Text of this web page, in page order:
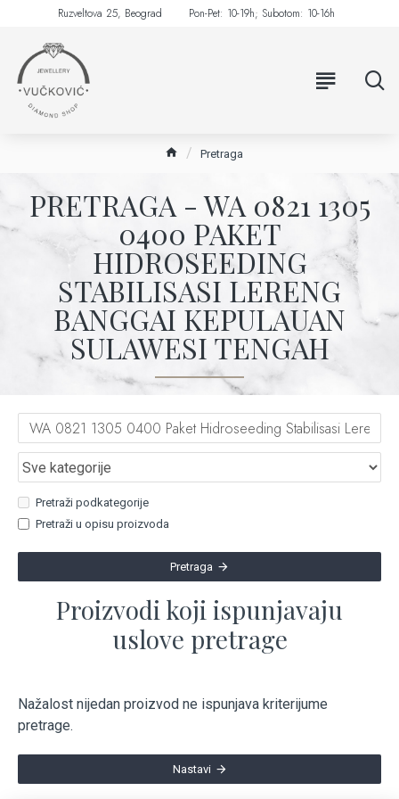
Ruzveltova 25, Beograd Pon-Pet: 10-19h; Subotom: 10-16h
Pretraga
PRETRAGA - WA 0821 1305
0400 PAKET
HIDROSEEDING
STABILISASI LERENG
BANGGAI KEPULAUAN
SULAWESI TENGAH
Pretraži podkategorije
Pretraži u opisu proizvoda
Pretraga
Proizvodi koji ispunjavaju
uslove pretrage
Nažalost nijedan proizvod ne ispunjava kriterijume
pretrage.
Nastavi